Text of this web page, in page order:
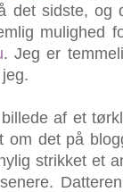
det sidste, og
mulighed
. Jeg er
af et
om det på
strikket et